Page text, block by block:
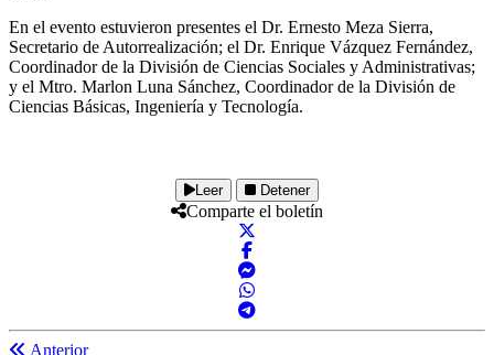
En el evento estuvieron presentes el Dr. Ernesto Meza Sierra,
Secretario de Autorrealización; el Dr. Enrique Vázquez Fernández,
Coordinador de la División de Ciencias Sociales y Administrativas;
y el Mtro. Marlon Luna Sánchez, Coordinador de la División de
Ciencias Básicas, Ingeniería y Tecnología.
Leer Detener
Comparte el boletín
Anterior